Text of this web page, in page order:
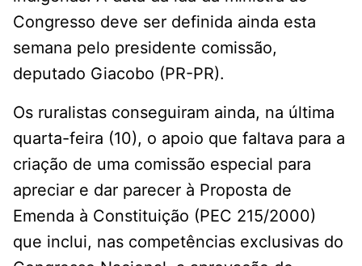
Congresso deve ser definida ainda esta
semana pelo presidente comissão,
deputado Giacobo (PR-PR).
Os ruralistas conseguiram ainda, na última
quarta-feira (10), o apoio que faltava para a
criação de uma comissão especial para
apreciar e dar parecer à Proposta de
Emenda à Constituição (PEC 215/2000)
que inclui, nas competências exclusivas do